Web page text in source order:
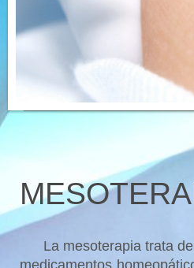
La mesoterapia trata de